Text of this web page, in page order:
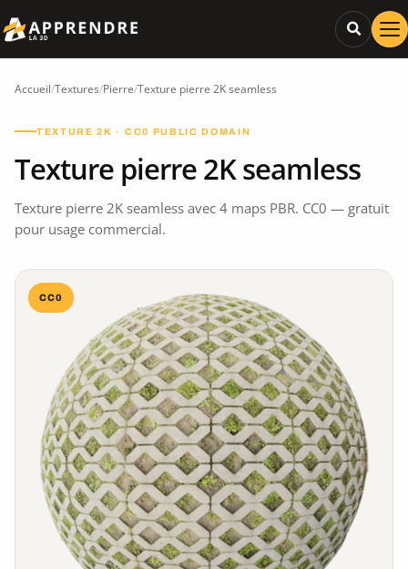
Accueil/Textures/Pierre/Texture pierre 2K seamless
TEXTURE 2K · CC0 PUBLIC DOMAIN
Texture pierre 2K seamless
Texture pierre 2K seamless avec 4 maps PBR. CC0 — gratuit
pour usage commercial.
CC0